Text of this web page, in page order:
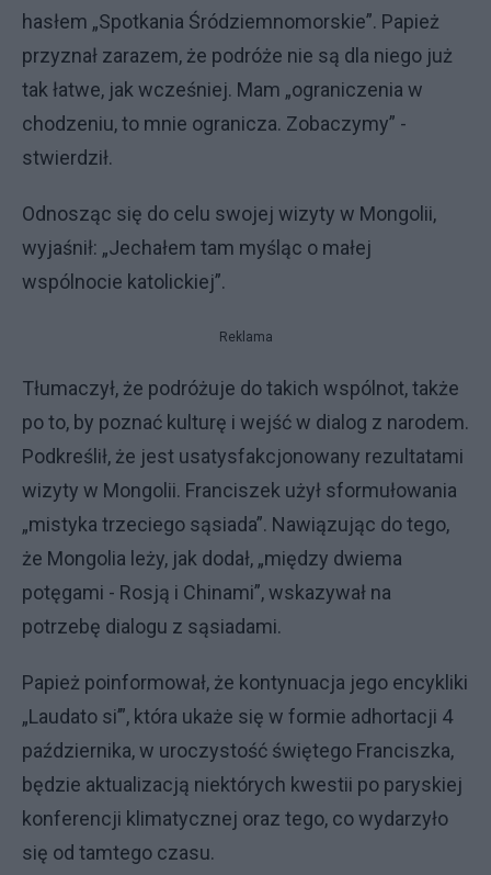
hasłem „Spotkania Śródziemnomorskie”. Papież
przyznał zarazem, że podróże nie są dla niego już
tak łatwe, jak wcześniej. Mam „ograniczenia w
chodzeniu, to mnie ogranicza. Zobaczymy” -
stwierdził.
Odnosząc się do celu swojej wizyty w Mongolii,
wyjaśnił: „Jechałem tam myśląc o małej
wspólnocie katolickiej”.
Reklama
Tłumaczył, że podróżuje do takich wspólnot, także
po to, by poznać kulturę i wejść w dialog z narodem.
Podkreślił, że jest usatysfakcjonowany rezultatami
wizyty w Mongolii. Franciszek użył sformułowania
„mistyka trzeciego sąsiada”. Nawiązując do tego,
że Mongolia leży, jak dodał, „między dwiema
potęgami - Rosją i Chinami”, wskazywał na
potrzebę dialogu z sąsiadami.
Papież poinformował, że kontynuacja jego encykliki
„Laudato si’”, która ukaże się w formie adhortacji 4
października, w uroczystość świętego Franciszka,
będzie aktualizacją niektórych kwestii po paryskiej
konferencji klimatycznej oraz tego, co wydarzyło
się od tamtego czasu.